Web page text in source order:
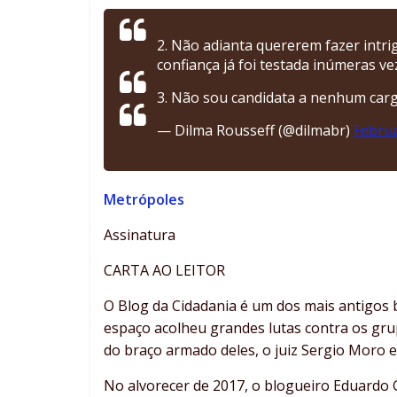
2. Não adianta quererem fazer
confiança já foi testada inúmeras
3. Não sou candidata a nenhum
— Dilma Rousseff (@dilmabr)
Metrópoles
Assinatura
CARTA AO LEITOR
O Blog da Cidadania é um dos mais
espaço acolheu grandes lutas contra os
do braço armado deles, o juiz Sergio Moro
No alvorecer de 2017, o blogueiro